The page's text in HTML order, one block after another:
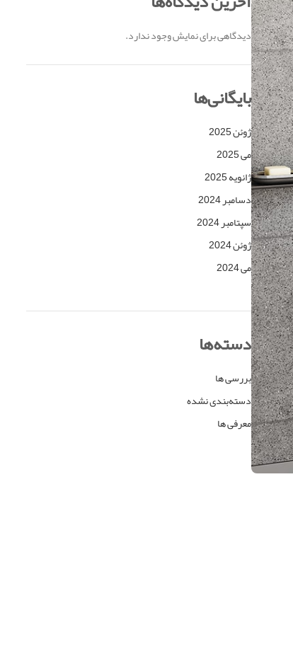
دیدگاهی برای نمایش وجود ندارد.
بایگانی‌ها
ژوئن 2025
می 2025
ژانویه 2025
دسامبر 2024
سپتامبر 2024
ژوئن 2024
می 2024
دسته‌ها
بررسی ها
دسته‌بندی نشده
معرفی ها